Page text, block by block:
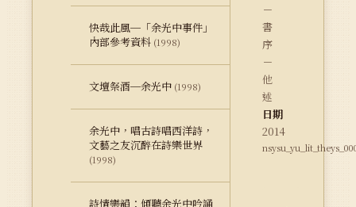
快哉此風─「余光中事件」
內部參考資料 (1998)
文壇祭酒─余光中 (1998)
余光中，唱古詩唱西洋詩，
文藝之友沉醉在詩樂世界
(1998)
詩情樂韻：傾聽余光中吟誦
－
書
序
－
他
述
日期
2014